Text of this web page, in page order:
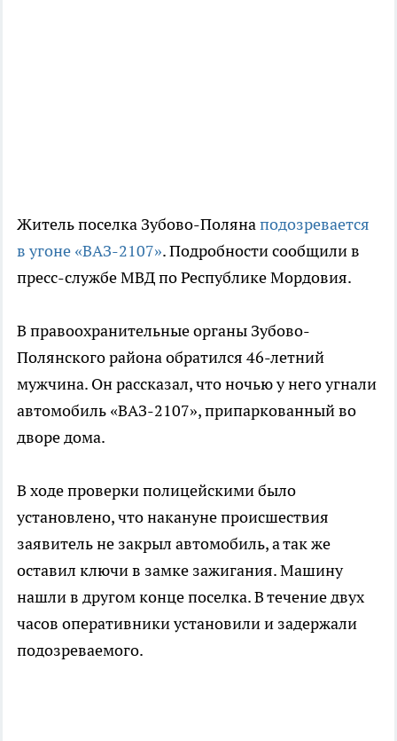
Житель поселка Зубово-Полянаподозревается
в угоне «ВАЗ-2107». Подробности сообщили в
пресс-службе МВД по Республике Мордовия.
В правоохранительные органы Зубово-
Полянского района обратился 46-летний
мужчина. Он рассказал, что ночью у него угнали
автомобиль «ВАЗ-2107», припаркованный во
дворе дома.
В ходе проверки полицейскими было
установлено, что накануне происшествия
заявитель не закрыл автомобиль, а так же
оставил ключи в замке зажигания. Машину
нашли в другом конце поселка. В течение двух
часов оперативники установили и задержали
подозреваемого.